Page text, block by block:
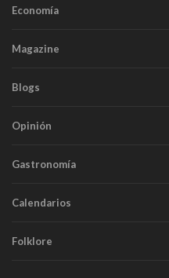
Economía
Magazine
Blogs
Opinión
Gastronomía
Calendarios
Folklore